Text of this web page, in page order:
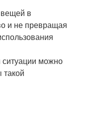
в
и не превращая
можно
такой